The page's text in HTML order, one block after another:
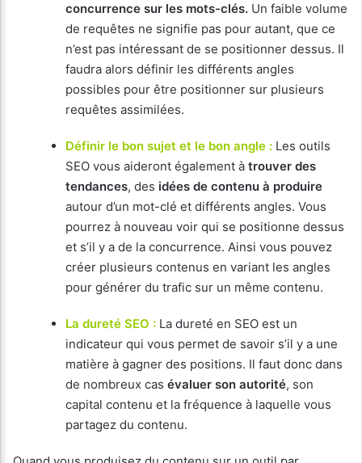
concurrence sur les mots-clés. Un faible volume
de requêtes ne signifie pas pour autant, que ce
n’est pas intéressant de se positionner dessus. Il
faudra alors définir les différents angles
possibles pour être positionner sur plusieurs
requêtes assimilées.
Définir le bon sujet et le bon angle : Les outils
SEO vous aideront également à trouver des
tendances, des idées de contenu à produire
autour d’un mot-clé et différents angles. Vous
pourrez à nouveau voir qui se positionne dessus
et s’il y a de la concurrence. Ainsi vous pouvez
créer plusieurs contenus en variant les angles
pour générer du trafic sur un même contenu.
La dureté SEO : La dureté en SEO est un
indicateur qui vous permet de savoir s’il y a une
matière à gagner des positions. Il faut donc dans
de nombreux cas évaluer son autorité, son
capital contenu et la fréquence à laquelle vous
partagez du contenu.